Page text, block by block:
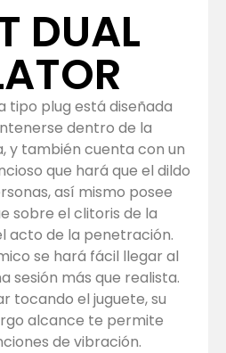
DUAL
tipo plug está diseñada
dentro de la
y también cuenta con un
que hará que el dildo
así mismo posee
sobre el clitoris de la
acto de la penetración.
se hará fácil llegar al
sesión más que realista.
tocando el juguete, su
alcance te permite
de vibración.